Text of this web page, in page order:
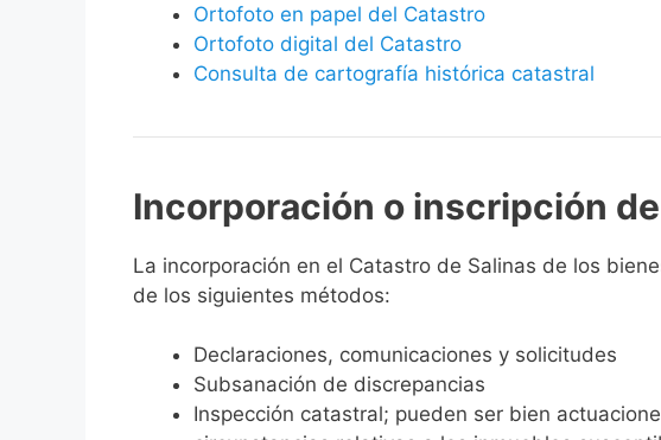
Ortofoto en papel del Catastro
Ortofoto digital del Catastro
Consulta de cartografía histórica catastral
Incorporación o inscripción
La incorporación en el Catastro de Salinas de los
de los siguientes métodos:
Declaraciones, comunicaciones y solicitudes
Subsanación de discrepancias
Inspección catastral; pueden ser bien